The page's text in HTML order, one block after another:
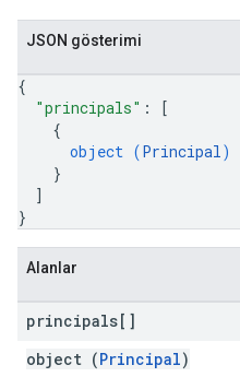
JSON gösterimi
{
"principals" :
[
{
object (Principal)
}
]
}
Alanlar
principals[]
object (Principal)